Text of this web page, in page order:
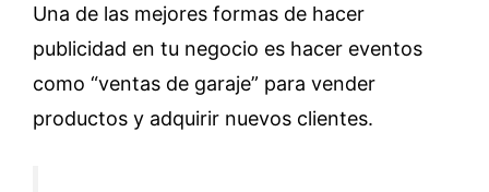
Una de las mejores formas de hacer
publicidad en tu negocio es hacer eventos
como “ventas de garaje” para vender
productos y adquirir nuevos clientes.